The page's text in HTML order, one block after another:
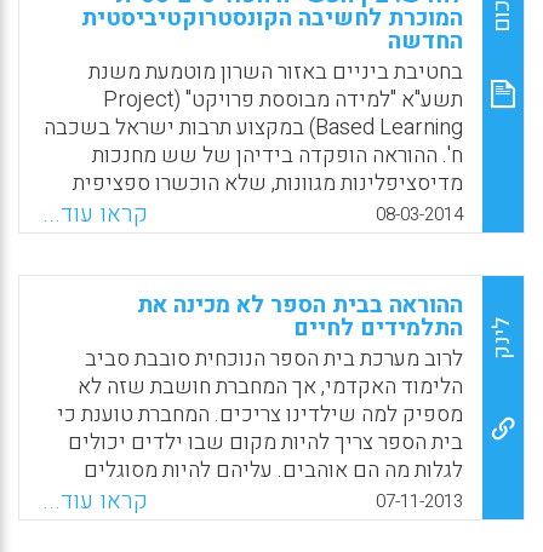
WhatsApp
Facebook
Email
X
המוכרת לחשיבה הקונסטרוקטיביסטית
החדשה
בחטיבת ביניים באזור השרון מוטמעת משנת
תשע"א "למידה מבוססת פרויקט" (Project
Based Learning) במקצוע תרבות ישראל בשכבה
ח'. ההוראה הופקדה בידיהן של שש מחנכות
מדיסציפלינות מגוונות, שלא הוכשרו ספציפית
להוראה בתחום זה. המורים הוכשרו באמצעות
הדרכה צוותית וליווי של מומחים פדגוגים לתחום
הלמידה מבוססת פרויקט, מטעם המכון
הדמוקרטי. הכשרת הצוות הייתה נדבך מרכזי בכל
התהליך של הטמעת השינוי הפדגוגי ( שרון
רחמים).
WhatsApp
Facebook
Email
X
08-03-2014 קראו עוד...
לינק
ההוראה בבית הספר לא מכינה את
התלמידים לחיים
לרוב מערכת בית הספר הנוכחית סובבת סביב
הלימוד האקדמי, אך המחברת חושבת שזה לא
מספיק למה שילדינו צריכים. המחברת טוענת כי
בית הספר צריך להיות מקום שבו ילדים יכולים
לגלות מה הם אוהבים. עליהם להיות מסוגלים
לשאול את השאלות שחשובות להם ולמצוא את
התשובות. הם צריכים לגלות מה באמת מלהיב
07-11-2013 קראו עוד...